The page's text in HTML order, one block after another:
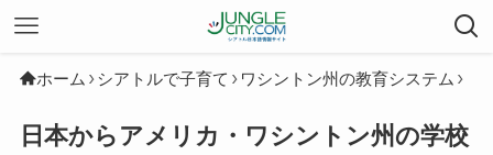
ホーム シアトルで子育て ワシントン州の教育システム
日本からアメリカ・ワシントン州の学校